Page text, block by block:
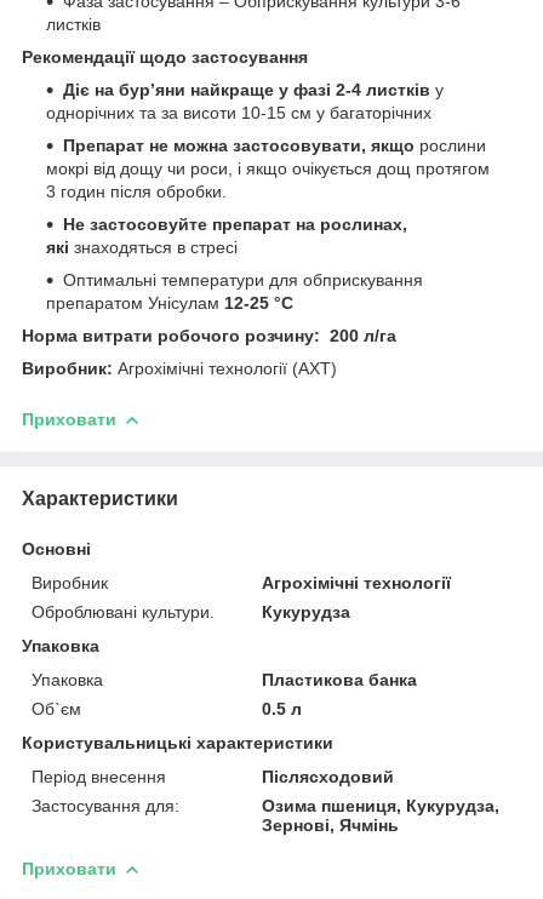
листків
Рекомендації щодо застосування
Діє на бур’яни найкраще у фазі 2-4 листків у
однорічних та за висоти 10-15 см у багаторічних
Препарат не можна застосовувати, якщо рослини
мокрі від дощу чи роси, і якщо очікується дощ протягом
3 годин після обробки.
Не застосовуйте препарат на рослинах,
які знаходяться в стресі
Оптимальні температури для обприскування
препаратом Унісулам 12-25 °С
Норма витрати робочого розчину: 200 л/га
Виробник: Агрохімічні технології (АХТ)
Приховати
Характеристики
Основні
Виробник
Агрохімічні технології
Оброблювані культури.
Кукурудза
Упаковка
Упаковка
Пластикова банка
Об`єм
0.5 л
Користувальницькі характеристики
Період внесення
Післясходовий
Застосування для:
Озима пшениця, Кукурудза,
Зернові, Ячмінь
Приховати